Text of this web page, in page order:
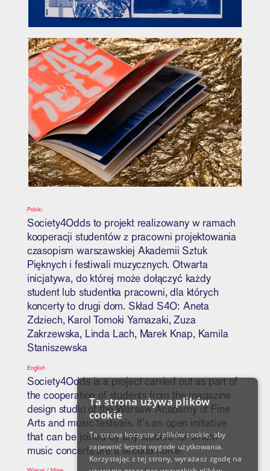
Polski
Society4Odds to projekt realizowany w ramach
kooperacji studentów z pracowni projektowania
czasopism warszawskiej Akademii Sztuk
Pięknych i festiwali muzycznych. Otwarta
inicjatywa, do której może dołączyć każdy
student lub studentka pracowni, dla których
koncerty to drugi dom. Skład S4O: Aneta
Zdziech, Karol Tomoki Yamazaki, Zuza
Zakrzewska, Linda Lach, Marek Knap, Kamila
Staniszewska
English
Society4Odds is a project carried out as part of
the cooperation of students from the magazine
design studio of the Warsaw Academy of Fine
Arts and music festivals. It’s an open initiative
that can be joined by any student for whom
music concerts are a second home.
Ta strona używa plików
cookie
Ta strona korzysta z plików cookie, aby
zapewnić lepszą wygodę użytkowania.
Korzystając z tej strony, wyrażasz zgodę na